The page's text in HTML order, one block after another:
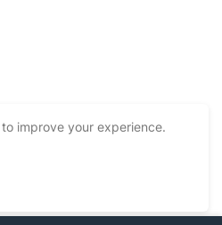
improve your experience.